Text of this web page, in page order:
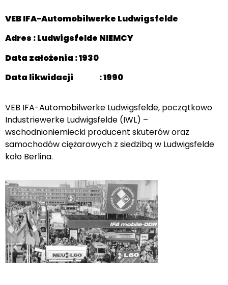
VEB IFA-Automobilwerke Ludwigsfelde
Adres : Ludwigsfelde NIEMCY
Data założenia : 1930
Data likwidacji : 1990
VEB IFA-Automobilwerke Ludwigsfelde, początkowo
Industriewerke Ludwigsfelde (IWL) –
wschodnioniemiecki producent skuterów oraz
samochodów ciężarowych z siedzibą w Ludwigsfelde
koło Berlina.